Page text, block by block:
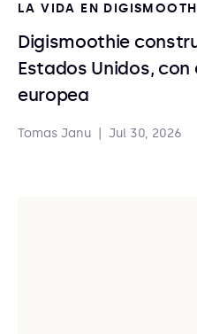
LA VIDA EN
Digismoothie
Estados Unidos, con
europea
Tomas Janu Jul 30, 2026